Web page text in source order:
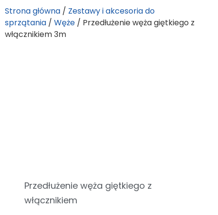
Strona główna / Zestawy i akcesoria do
sprzątania / Węże / Przedłużenie węża giętkiego z
włącznikiem 3m
Przedłużenie węża giętkiego z
włącznikiem